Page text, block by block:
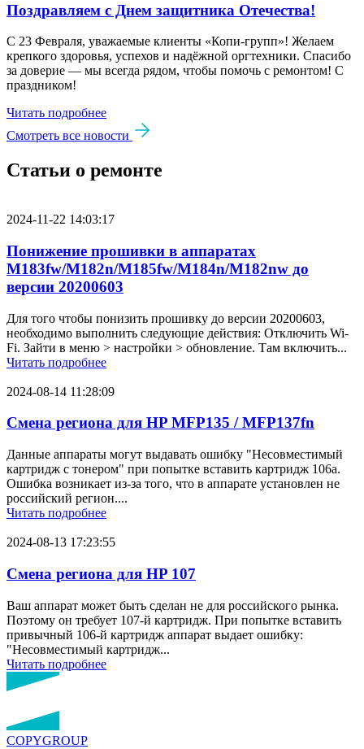
Поздравляем с Днем защитника Отечества!
С 23 Февраля, уважаемые клиенты «Копи‑групп»! Желаем
крепкого здоровья, успехов и надёжной оргтехники. Спасибо
за доверие — мы всегда рядом, чтобы помочь с ремонтом! С
праздником!
Читать подробнее
Смотреть все новости
Статьи о ремонте
2024-11-22 14:03:17
Понижение прошивки в аппаратах
M183fw/M182n/M185fw/M184n/M182nw до
версии 20200603
Для того чтобы понизить прошивку до версии 20200603,
необходимо выполнить следующие действия: Отключить Wi-
Fi. Зайти в меню > настройки > обновление. Там включить...
Читать подробнее
2024-08-14 11:28:09
Смена региона для HP MFP135 / MFP137fn
Данные аппараты могут выдавать ошибку "Несовместимый
картридж с тонером" при попытке вставить картридж 106a.
Ошибка возникает из-за того, что в аппарате установлен не
российский регион....
Читать подробнее
2024-08-13 17:23:55
Смена региона для HP 107
Ваш аппарат может быть сделан не для российского рынка.
Поэтому он требует 107-й картридж. При попытке вставить
привычный 106-й картридж аппарат выдает ошибку:
"Несовместимый картридж...
Читать подробнее
COPYGROUP